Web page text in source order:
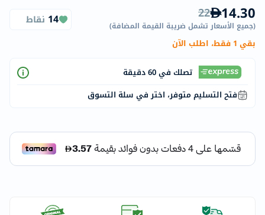
14.30
22
(جميع الأسعار تشمل ضريبة القيمة المضافة)
14 نقاط
بقي 1 فقط، اطلب الآن
تصلك في 60 دقيقة
فتح التسليم متوفر، اختر في سلة التسوق